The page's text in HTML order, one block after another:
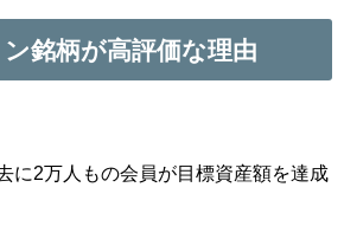
銘柄が高評価な理由
に2万人もの会員が目標資産額を達成